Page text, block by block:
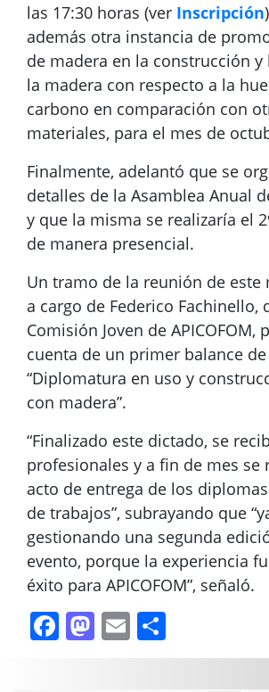
las 17:30 horas (ver Inscripción
además otra instancia de
de madera en la construcción
la madera con respecto a la
carbono en comparación con
materiales, para el mes de
Finalmente, adelantó que se
detalles de la Asamblea Anual
y que la misma se realizaría el
de manera presencial.
Un tramo de la reunión de este
a cargo de Federico Fachinello,
Comisión Joven de APICOFOM,
cuenta de un primer balance
“Diplomatura en uso y
con madera”.
“Finalizado este dictado, se
profesionales y a fin de mes se
acto de entrega de los
de trabajos”, subrayando que
gestionando una segunda
evento, porque la experiencia
éxito para APICOFOM”, señaló.
Facebook
Mastodon
Email